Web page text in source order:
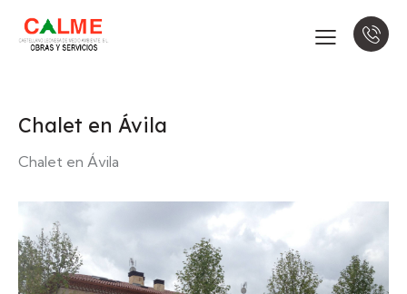
Chalet en Ávila
Chalet en Ávila